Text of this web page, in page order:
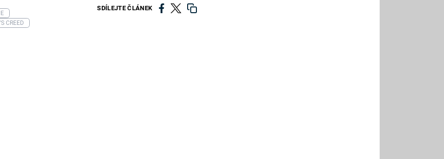
SDÍLEJTE ČLÁNEK
CREED